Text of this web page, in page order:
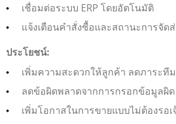
เชื่อมต่อระบบ ERP โดยอัตโนมัติ
แจ้งเตือนคำสั่งซื้อและสถานะการจัด
ประโยชน์:
เพิ่มความสะดวกให้ลูกค้า ลดภาระที
ลดข้อผิดพลาดจากการกรอกข้อมูลผิด
เพิ่มโอกาสในการขายแบบไม่ต้องรอ